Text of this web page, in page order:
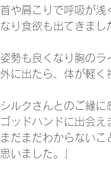
首や肩こりで呼吸が浅
なり食欲も出てきまし
姿勢も良くなり胸のラ
外に出たら、体が軽く
シルクさんとのご縁に
ゴッドハンドに出会え
まだまだわからないこ
思いました。」